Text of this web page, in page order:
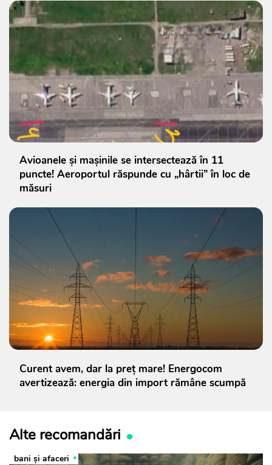
Avioanele și mașinile se intersectează în 11
puncte! Aeroportul răspunde cu „hârtii” în loc de
măsuri
Curent avem, dar la preț mare! Energocom
avertizează: energia din import rămâne scumpă
Alte recomandări
bani și afaceri